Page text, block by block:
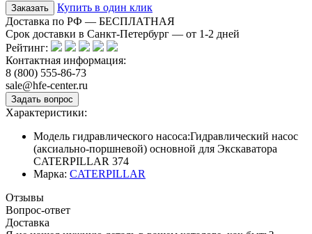
Купить в один клик
Доставка по РФ — БЕСПЛАТНАЯ
Срок доставки в Санкт-Петербург — от 1-2 дней
Рейтинг:
Контактная информация:
8 (800) 555-86-73
sale@hfe-center.ru
Характеристики:
Модель гидравлического насоса:Гидравлический насос
(аксиально-поршневой) основной для Экскаватора
CATERPILLAR 374
Марка: CATERPILLAR
Отзывы
Вопрос-ответ
Доставка